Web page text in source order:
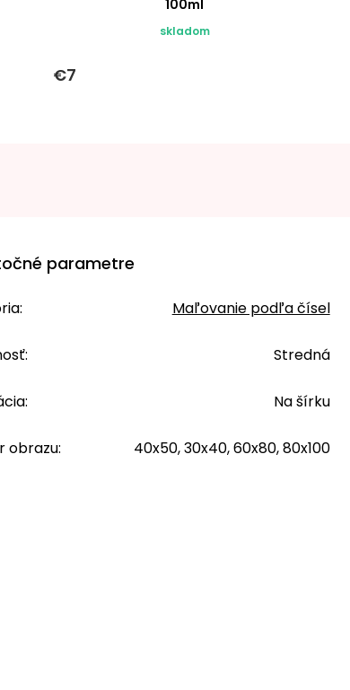
100ml
skladom
€7
parametre
: Maľovanie podľa čísel
: Stredná
: Na šírku
obrazu: 40x50, 30x40, 60x80, 80x100